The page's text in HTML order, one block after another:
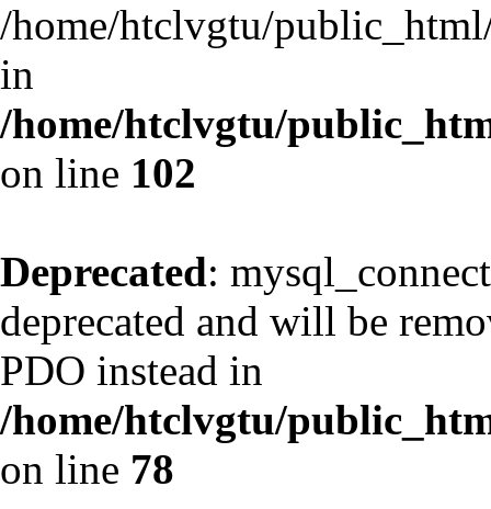
/home/htclvgtu/
in
/home/htclvgtu/
on line 102
Deprecated:
deprecated and will be
PDO instead in
/home/htclvgtu/
on line 78